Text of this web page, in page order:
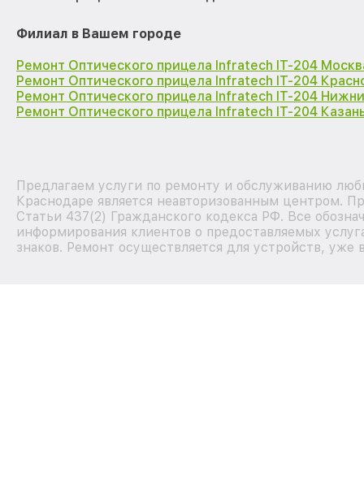
Филиал в Вашем городе
Ремонт Оптического прицела Infratech IT-204
Ремонт Оптического прицела Infratech IT-204
Ремонт Оптического прицела Infratech IT-204
Ремонт Оптического прицела Infratech IT-204
Предлагаем услуги по ремонту и обслуживанию
Краснодаре является неавторизованным центром.
Статьи 437(2) Гражданского кодекса РФ. Все
информирования клиентов о предоставляемых
знаков. Ремонт осуществляется для устройств,